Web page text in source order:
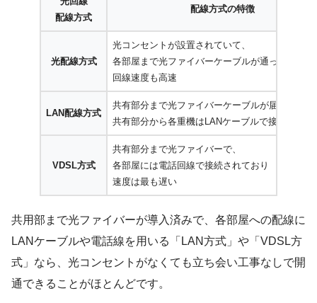
配線方式
配線方式の特徴
光配線方式
光コンセントが設置されていて、
各部屋まで光ファイバーケーブルが通っており
回線速度も高速
LAN配線方式
共有部分まで光ファイバーケーブルが届いていて
共有部分から各重機はLANケーブルで接続されて
VDSL方式
共有部分まで光ファイバーで、
各部屋には電話回線で接続されており
速度は最も遅い
共用部まで光ファイバーが導入済みで、各部屋への配線に
LANケーブルや電話線を用いる「LAN方式」や「VDSL方
式」なら、光コンセントがなくても立ち会い工事なしで開
通できることがほとんどです。